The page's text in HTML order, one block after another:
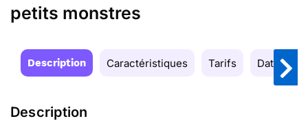
petits monstres
Description Caractéristiques Tarifs Date de
Description